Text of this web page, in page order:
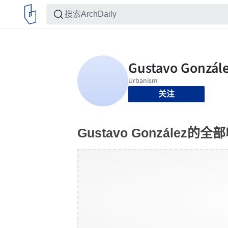
关注
Gustavo González的全部